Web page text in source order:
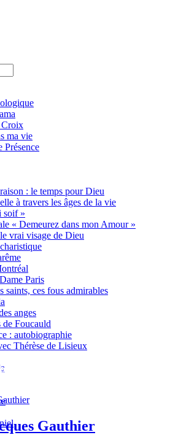
ma vie
Présence
: le temps pour Dieu
à travers les âges de la vie
soif »
« Demeurez dans mon Amour »
vrai visage de Dieu
Paris
saints, ces fous admirables
anges
de Foucauld
: autobiographie
Thérèse de Lisieux
Jacques Gauthier
Gauthier